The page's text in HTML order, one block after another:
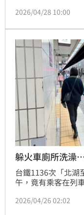
自我檢測，若晨間
律進行凱格爾或有
素進行治療，不僅
2026/04/28 10:00
躲火車廁所洗澡
台鐵1136次「北湖
午，竟有乘客在列
見，該名男乘客在
2026/04/26 02:02